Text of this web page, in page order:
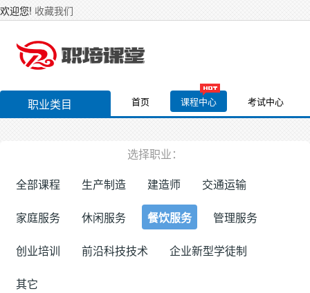
欢迎您! 收藏我们
职业类目 首页 课程中心 考试中心
选择职业：
全部课程
生产制造 建造师 交通运输
家庭服务 休闲服务 餐饮服务 管理服务
创业培训 前沿科技技术 企业新型学徒制
其它